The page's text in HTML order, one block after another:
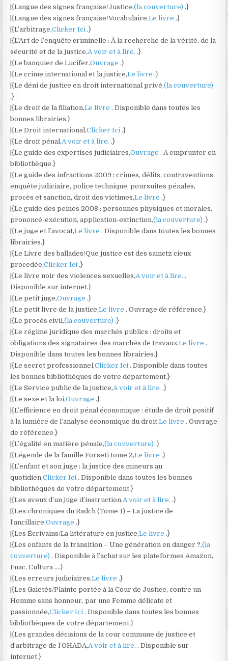
|{Langue des signes française/Justice,(la couverture).}
|{Langue des signes française/Vocabulaire,Le livre.}
|{L’arbitrage,Clicker Ici.}
|{L’Art de l’enquête criminelle : À la recherche de la vérité, de la
sécurité et de la justice,A voir et à lire..}
|{Le banquier de Lucifer,Ouvrage.}
|{Le crime international et la justice,Le livre.}
|{Le déni de justice en droit international privé,(la couverture)
.}
|{Le droit de la filiation,Le livre. Disponible dans toutes les
bonnes librairies.}
|{Le Droit international,Clicker Ici.}
|{Le droit pénal,A voir et à lire..}
|{Le guide des expertises judiciaires,Ouvrage. A emprunter en
bibliothèque.}
|{Le guide des infractions 2009 : crimes, délits, contraventions,
enquête judiciaire, police technique, poursuites pénales,
procès et sanction, droit des victimes,Le livre.}
|{Le guide des peines 2008 : personnes physiques et morales,
prononcé-exécution, application-extinction,(la couverture).}
|{Le juge et l’avocat,Le livre. Disponible dans toutes les bonnes
librairies.}
|{Le Livre des ballades/Que justice est des sainctz cieux
procedée,Clicker Ici.}
|{Le livre noir des violences sexuelles,A voir et à lire..
Disponible sur internet.}
|{Le petit juge,Ouvrage.}
|{Le petit livre de la justice,Le livre. Ouvrage de référence.}
|{Le procès civil,(la couverture).}
|{Le régime juridique des marchés publics : droits et
obligations des signataires des marchés de travaux,Le livre.
Disponible dans toutes les bonnes librairies.}
|{Le secret professionnel,Clicker Ici. Disponible dans toutes
les bonnes bibliothèques de votre département.}
|{Le Service public de la justice,A voir et à lire..}
|{Le sexe et la loi,Ouvrage.}
|{L’efficience en droit pénal économique : étude de droit positif
à la lumière de l’analyse économique du droit,Le livre. Ouvrage
de référence.}
|{L’égalité en matière pénale,(la couverture).}
|{Légende de la famille Forseti tome 2,Le livre.}
|{L’enfant et son juge : la justice des mineurs au
quotidien,Clicker Ici. Disponible dans toutes les bonnes
bibliothèques de votre département.}
|{Les aveux d’un juge d’instruction,A voir et à lire..}
|{Les chroniques du Radch (Tome 1) – La justice de
l’ancillaire,Ouvrage.}
|{Les Écrivains/La littérature en justice,Le livre.}
|{Les enfants de la transition – Une génération en danger ?,(la
couverture). Disponible à l’achat sur les plateformes Amazon,
Fnac, Cultura ….}
|{Les erreurs judiciaires,Le livre.}
|{Les Gaietés/Plainte portée à la Cour de Justice, contre un
Homme sans honneur, par une Femme délicate et
passionnée,Clicker Ici. Disponible dans toutes les bonnes
bibliothèques de votre département.}
|{Les grandes décisions de la cour commune de justice et
d’arbitrage de l’OHADA,A voir et à lire.. Disponible sur
internet.}